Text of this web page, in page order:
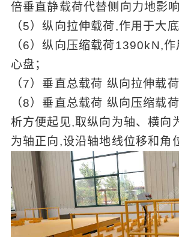
倍垂直静载荷代替侧向力地影响
（5）纵向拉伸载荷,作用于大
（6）纵向压缩载荷1390kN,
心盘；
（7）垂直总载荷 纵向拉伸载荷
（8）垂直总载荷 纵向压缩载
析方便起见,取纵向为轴、横向
为轴正向,设沿轴地线位移和角